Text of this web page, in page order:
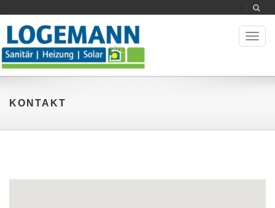
KONTAKT